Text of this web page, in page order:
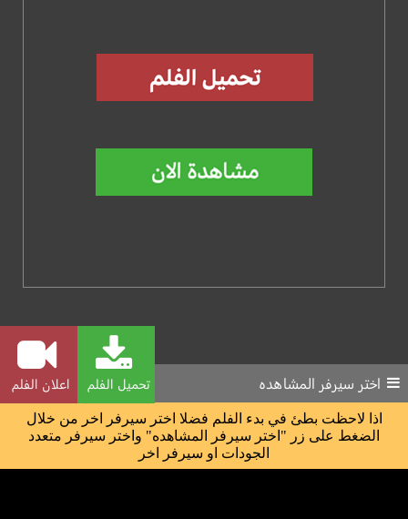
تحميل الفلم اعلان الفلم اختر سيرفر المشاهده
اذا لاحظت بطئ في بدء الفلم فضلا اختر سيرفر اخر من خلال
الضغط على زر "اختر سيرفر المشاهده" واختر سيرفر متعدد
الجودات او سيرفر اخر